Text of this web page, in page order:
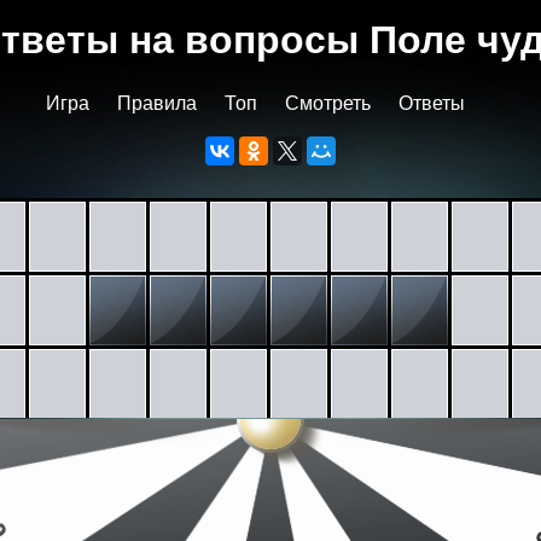
на вопросы Поле
Игра Правила Топ Смотреть Ответы